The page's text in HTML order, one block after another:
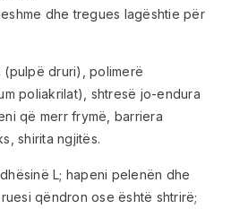
dhe tregues lagështie për
(pulpë druri), polimerë
poliakrilat), shtresë jo-endura
që merr frymë, barriera
shirita ngjitës.
L; hapeni pelenën dhe
qëndron ose është shtrirë;